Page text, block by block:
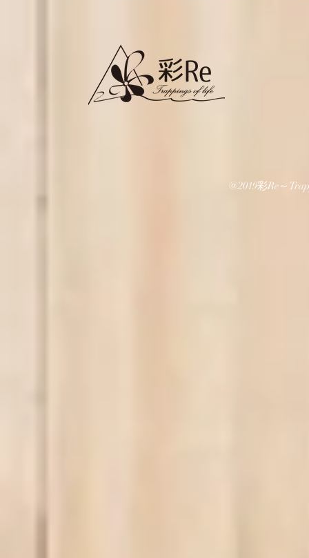
@2019彩Re～